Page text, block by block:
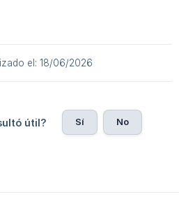
el: 18/06/2026
útil? Sí No